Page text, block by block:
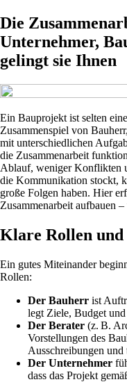
Die
Unternehmer,
gelingt sie Ihnen
Ein Bauprojekt ist selten
Zusammenspiel von
mit unterschiedlichen
die Zusammenarbeit
Ablauf, weniger Konflikten
die Kommunikation stockt,
große Folgen haben. Hier
Zusammenarbeit aufbauen
Klare Rollen
Ein gutes Miteinander
Rollen:
Der Bauherr ist
legt Ziele, Budget
Der Berater (z. B.
Vorstellungen des
Ausschreibungen und
Der Unternehmer
dass das Projekt